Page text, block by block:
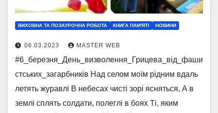
ВИХОВНА ТА ПОЗАУРОЧНА РОБОТА КНИГА ПАМ'ЯТІ НОВИНИ
06.03.2023 MASTER WEB
#6_березня_День_визволення_Грицева_від_фаши
стських_загарбників Над селом моїм рідним вдаль
летять журавлі В небесах чисті зорі ясняться, А в
землі сплять солдати, полеглі в боях Ті, яким